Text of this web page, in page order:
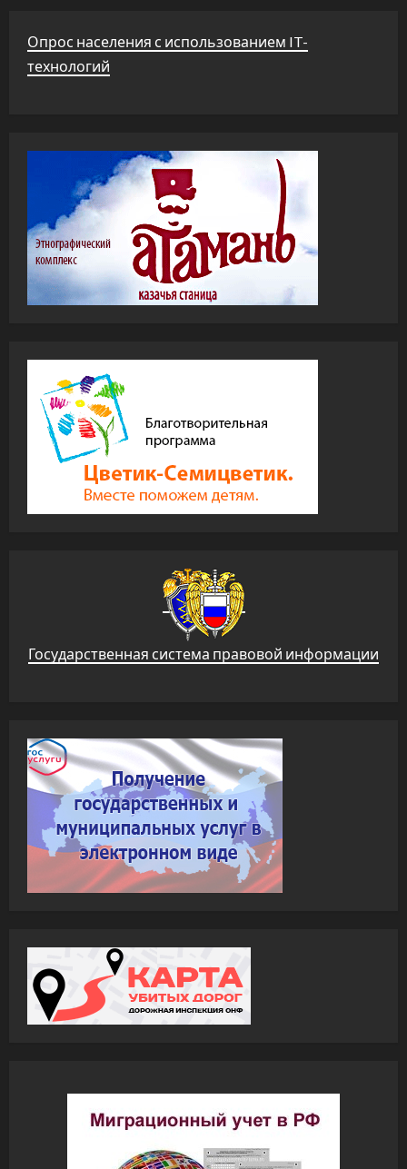
Опрос населения с использованием IT-
технологий
Государственная система правовой информации